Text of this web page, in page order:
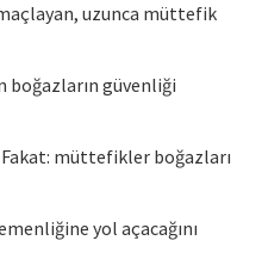
uzunca müttefik
boğazların güvenliği
müttefikler boğazları
yol açacağını